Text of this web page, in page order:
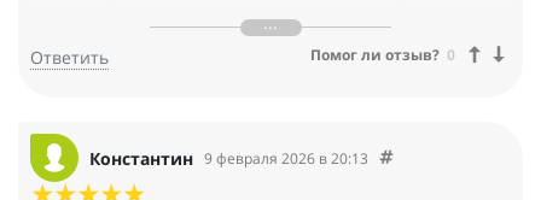
и потом обменять их на скидки на новые курсы вообще
бомба! Теперь хочу попробовать ещё пару направлений от SF
Ответить Помог ли отзыв? 0
Константин 9 февраля 2026 в 20:13